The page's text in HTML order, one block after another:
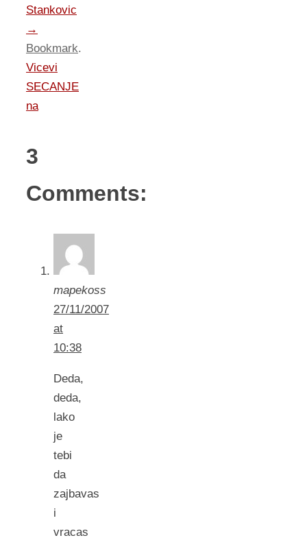
Stankovic
→
Bookmark.
Vicevi
SECANJE
na
3
Comments:
mapekoss
27/11/2007
at
10:38
Deda,
deda,
lako
je
tebi
da
zajbavas
i
vracas